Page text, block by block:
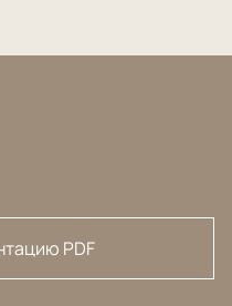
PDF